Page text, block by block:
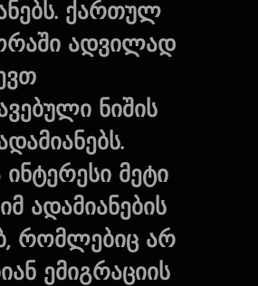
ქართულ
ადვილად
ნიშის
ინტერესი მეტი
ადამიანების
რომლებიც არ
ემიგრაციის